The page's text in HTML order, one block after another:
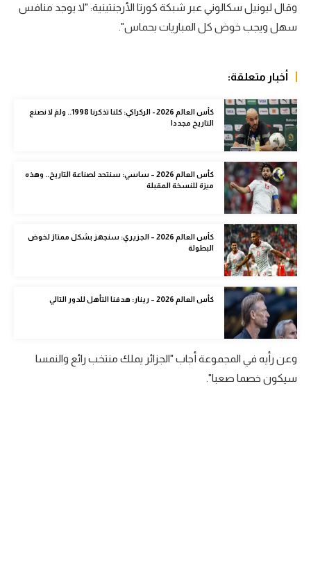
رياضات أخرى
كرة السلة الأمريكية
كرة سلة
كرة يد
كرة طائرة
الوطن العربي
رياضة نسائية
آسيا
أمريكا
ركن الألعاب
أقسام خاصة
وقال ليونيل سكالوني عبر شبكة كورتا الأرجنتينية: "لا يوجد منافس
سهل ويجب خوض كل المباريات بحماس".
أخبار متعلقة:
كأس العالم 2026 - الركراكي: كلنا تذكرنا 1998.. ولمَ لا نصنع
التاريخ مجددا
كأس العالم 2026 – ساسي: سنتحد لصناعة التاريخ.. وهذه
ميزة للنسخة المقبلة
كأس العالم 2026 – الجزيري: سنجهز بشكل ممتاز لخوض
البطولة
كأس العالم 2026 – رينار: هدفنا التأهل للدور التالي
وعن رأيه في المجموعة أجاب "الجزائر يملك منتخب رائع والنمسا
سيكون خصما صعبا".